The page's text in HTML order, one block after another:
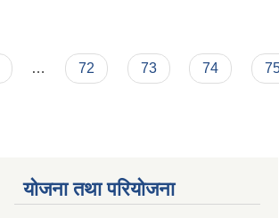
… 72 73 74
योजना तथा परियोजना